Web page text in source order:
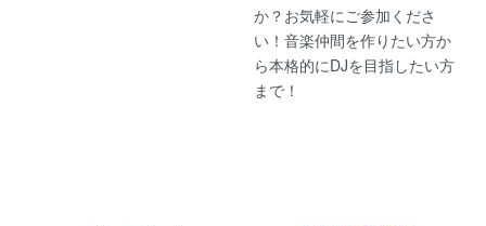
か？お気軽にご参加くださ
い！音楽仲間を作りたい方か
ら本格的にDJを目指したい方
まで！